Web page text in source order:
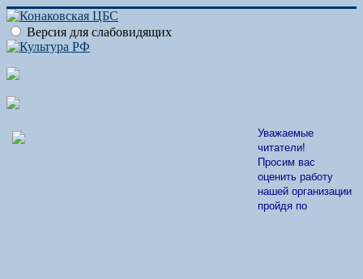
Версия для слабовидящих
Уважаемые
читатели!
Просим вас
оценить работу
нашей организации
пройдя по